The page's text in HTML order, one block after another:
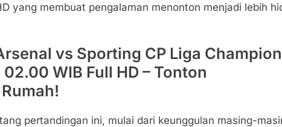
yang membuat pengalaman menonton menjadi lebih
vs Sporting CP Liga
WIB Full HD – Tonton
pertandingan ini, mulai dari keunggulan masing-